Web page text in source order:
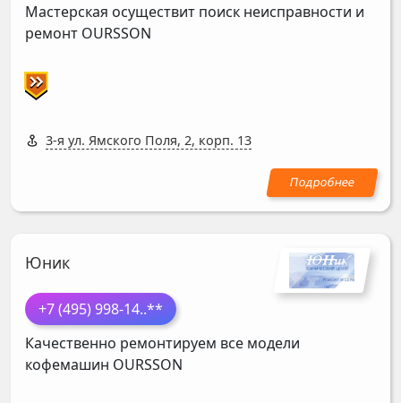
Мастерская осуществит поиск неисправности и
ремонт OURSSON
3-я ул. Ямского Поля, 2, корп. 13
Юник
+7 (495) 998-14..**
Качественно ремонтируем все модели
кофемашин OURSSON